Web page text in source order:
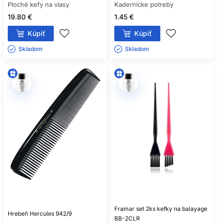
Ploché kefy na vlasy
19.80 €
Kúpiť
Skladom ㅤ
Kadernícke potreby
1.45 €
Kúpiť
Skladom ㅤ
Hrebeň Hercules 942/9
Framar set 2ks kefky na balayage
BB-2CLR